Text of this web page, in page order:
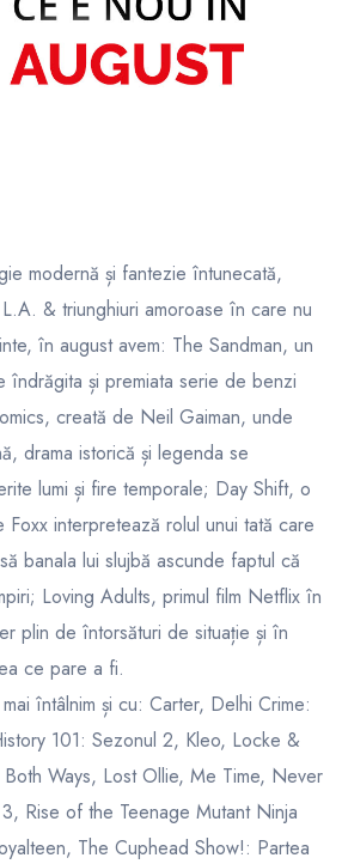
modernă și fantezie întunecată,
& triunghiuri amoroase în care nu
în august avem: The Sandman, un
îndrăgita și premiata serie de benzi
creată de Neil Gaiman, unde
drama istorică și legenda se
lumi și fire temporale; Day Shift, o
Foxx interpretează rolul unui tată care
banala lui slujbă ascunde faptul că
Loving Adults, primul film Netflix în
plin de întorsături de situație și în
ce pare a fi.
întâlnim și cu: Carter, Delhi Crime:
101: Sezonul 2, Kleo, Locke &
Ways, Lost Ollie, Me Time, Never
Rise of the Teenage Mutant Ninja
The Cuphead Show!: Partea